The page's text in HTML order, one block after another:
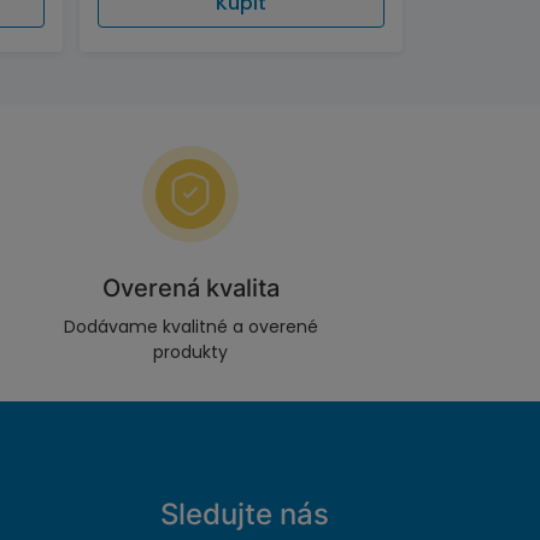
Overená kvalita
Dodávame kvalitné a overené
produkty
Sledujte nás